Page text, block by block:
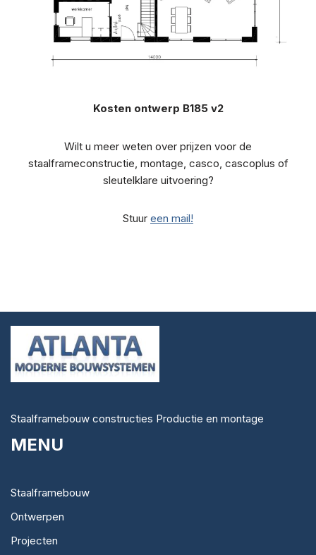
Kosten ontwerp B185 v2
Wilt u meer weten over prijzen voor de
staalframeconstructie, montage, casco, cascoplus of
sleutelklare uitvoering?
Stuur een mail!
Staalframebouw constructies Productie en montage
MENU
Staalframebouw
Ontwerpen
Projecten